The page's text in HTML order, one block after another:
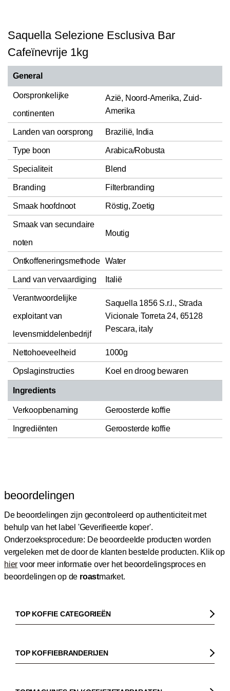
Saquella Selezione Esclusiva Bar
Cafeïnevrije 1kg
General
Oorspronkelijke
continenten
Azië, Noord-Amerika, Zuid-
Amerika
Landen van oorsprong Brazilië, India
Type boon Arabica/Robusta
Specialiteit Blend
Branding Filterbranding
Smaak hoofdnoot Röstig, Zoetig
Smaak van secundaire
noten
Moutig
Ontkoffeneringsmethode Water
Land van vervaardiging Italië
Verantwoordelijke
exploitant van
levensmiddelenbedrijf
Saquella 1856 S.r.l., Strada
Vicionale Torreta 24, 65128
Pescara, italy
Nettohoeveelheid 1000g
Opslaginstructies Koel en droog bewaren
Ingredients
Verkoopbenaming Geroosterde koffie
Ingrediënten Geroosterde koffie
beoordelingen
De beoordelingen zijn gecontroleerd op authenticiteit met
behulp van het label 'Geverifieerde koper'.
Onderzoeksprocedure: De beoordeelde producten worden
vergeleken met de door de klanten bestelde producten. Klik op
hier voor meer informatie over het beoordelingsproces en
beoordelingen op de roastmarket.
TOP KOFFIE CATEGORIEËN
Koffiebonen
Biologische koffie
TOP KOFFIEBRANDERIJEN
Dinzler